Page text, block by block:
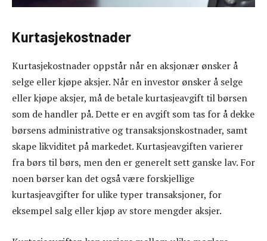
Kurtasjekostnader
Kurtasjekostnader oppstår når en aksjonær ønsker å
selge eller kjøpe aksjer. Når en investor ønsker å selge
eller kjøpe aksjer, må de betale kurtasjeavgift til børsen
som de handler på. Dette er en avgift som tas for å dekke
børsens administrative og transaksjonskostnader, samt
skape likviditet på markedet. Kurtasjeavgiften varierer
fra børs til børs, men den er generelt sett ganske lav. For
noen børser kan det også være forskjellige
kurtasjeavgifter for ulike typer transaksjoner, for
eksempel salg eller kjøp av store mengder aksjer.